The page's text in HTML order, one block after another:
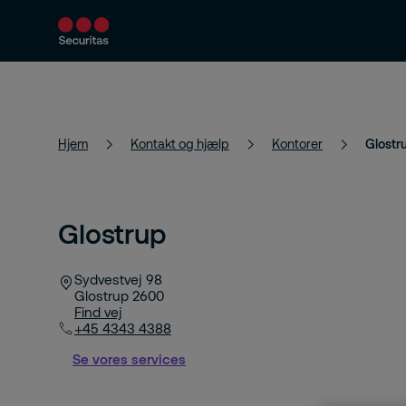
Sikkerhedsservices Vores løsninger
Hjem Kontakt og hjælp Kontorer
Glostrup
Sydvestvej 98
Glostrup 2600
Find vej
+45 4343 4388
Se vores services